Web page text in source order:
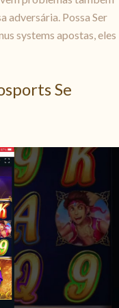
adversária. Possa Ser
systems apostas, eles
Se